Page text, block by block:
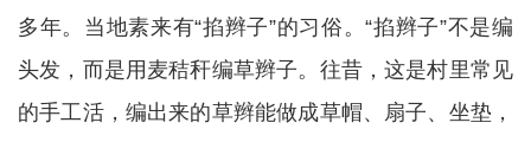
多年。当地素来有“掐辫子”的习俗。“掐辫子”不是编
头发，而是用麦秸秆编草辫子。往昔，这是村里常见
的手工活，编出来的草辫能做成草帽、扇子、坐垫，